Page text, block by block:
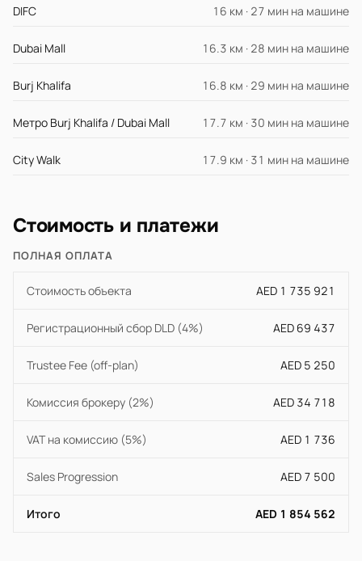
DIFC 16 км · 27 мин на машине
Dubai Mall 16.3 км · 28 мин на машине
Burj Khalifa 16.8 км · 29 мин на машине
Метро Burj Khalifa / Dubai Mall 17.7 км · 30 мин на машине
City Walk 17.9 км · 31 мин на машине
Стоимость и платежи
ПОЛНАЯ ОПЛАТА
Стоимость объекта AED 1 735 921
Регистрационный сбор DLD (4%) AED 69 437
Trustee Fee (off-plan) AED 5 250
Комиссия брокеру (2%) AED 34 718
VAT на комиссию (5%) AED 1 736
Sales Progression AED 7 500
Итого AED 1 854 562